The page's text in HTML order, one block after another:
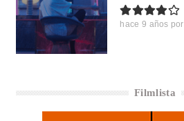
hace 9 años por
Filmlista